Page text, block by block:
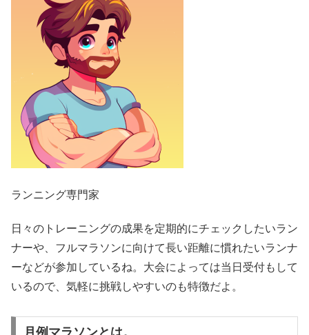
ランニング専門家
日々のトレーニングの成果を定期的にチェックしたいラン
ナーや、フルマラソンに向けて長い距離に慣れたいランナ
ーなどが参加しているね。大会によっては当日受付もして
いるので、気軽に挑戦しやすいのも特徴だよ。
月例マラソンとは。